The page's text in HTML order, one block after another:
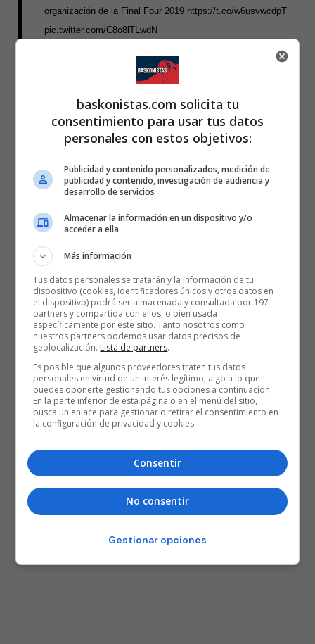
organización de la Final Four 2019 https://t.co/w6usvwcdpT
pic.twitter.com/C8o8lTLwdN
— DFA-Arabako Aldundia (@Araba_Eus) 20 de mayo de 2018
Final Four Vitoria-Gasteiz 2019 slider
25 AÑOS BASKONISTAS
baskonistas.com solicita tu
consentimiento para usar tus datos
personales con estos objetivos:
Publicidad y contenido personalizados, medición de
publicidad y contenido, investigación de audiencia y
desarrollo de servicios
Almacenar la información en un dispositivo y/o
acceder a ella
Más información
Tus datos personales se tratarán y la información de tu
dispositivo (cookies, identificadores únicos y otros datos en
el dispositivo) podrá ser almacenada y consultada por 197
partners y compartida con ellos, o bien usada
específicamente por este sitio. Tanto nosotros como
nuestros partners podemos usar datos precisos de
geolocalización. Lista de partners.
Es posible que algunos proveedores traten tus datos
personales en virtud de un interés legítimo, algo a lo que
puedes oponerte gestionando tus opciones a continuación.
En la parte inferior de esta página o en el menú del sitio,
busca un enlace para gestionar o retirar el consentimiento en
la configuración de privacidad y cookies.
Consentir
No consentir
Gestionar opciones